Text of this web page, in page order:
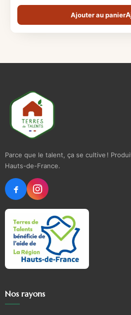
Ajouter au panier
Parce que le talent, ça se cultive !
Hauts-de-France.
Nos rayons